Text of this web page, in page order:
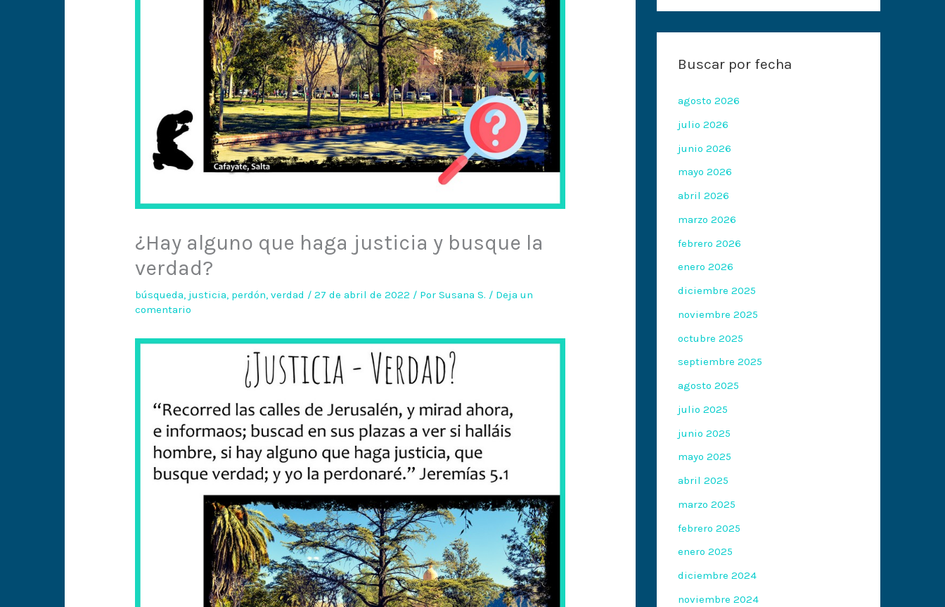
¿Hay alguno que haga justicia y busque la
verdad?
búsqueda, justicia, perdón,verdad /27 de abril de 2022 / PorSusana S. / Deja un
comentario
Buscar por fecha
agosto 2026
julio 2026
junio 2026
mayo 2026
abril 2026
marzo 2026
febrero 2026
enero 2026
diciembre 2025
noviembre 2025
octubre 2025
septiembre 2025
agosto 2025
julio 2025
junio 2025
mayo 2025
abril 2025
marzo 2025
febrero 2025
enero 2025
diciembre 2024
noviembre 2024